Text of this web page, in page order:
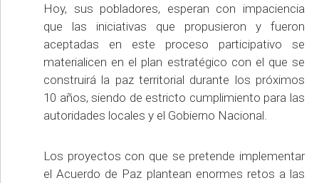
Hoy, sus pobladores, esperan con impaciencia
que las iniciativas que propusieron y fueron
aceptadas en este proceso participativo se
materialicen en el plan estratégico con el que se
construirá la paz territorial durante los próximos
10 años, siendo de estricto cumplimiento para las
autoridades locales y el Gobierno Nacional.
Los proyectos con que se pretende implementar
el Acuerdo de Paz plantean enormes retos a las